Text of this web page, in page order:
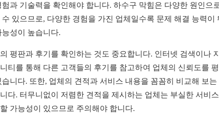
험과 기술력을 확인해야 합니다. 하수구 막힘은 다양한 원인으
수 있으므로, 다양한 경험을 가진 업체일수록 문제 해결 능력이
능성이 높습니다.
평판과 후기를 확인하는 것도 중요합니다. 인터넷 검색이나
티를 통해 다른 고객들의 후기를 참고하여 업체의 신뢰도를
습니다. 또한, 업체의 견적과 서비스 내용을 꼼꼼히 비교해 보는
다. 터무니없이 저렴한 견적을 제시하는 업체는 부실한 서비
가능성이 있으므로 주의해야 합니다.